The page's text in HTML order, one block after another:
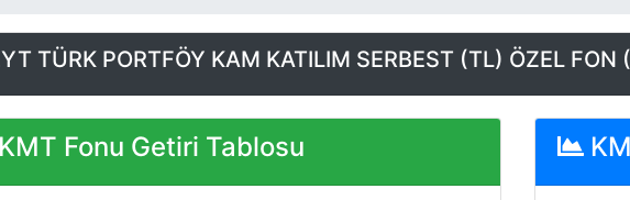
TÜRK PORTFÖY KAM KATILIM SERBEST (TL) ÖZEL FON
KMT Fonu Getiri Tablosu